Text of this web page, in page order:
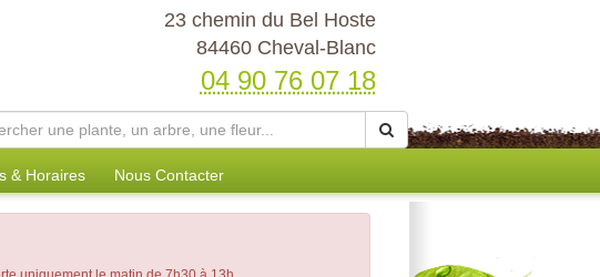
23 chemin du Bel Hoste
84460 Cheval-Blanc
04 90 76 07 18
& Horaires Nous Contacter